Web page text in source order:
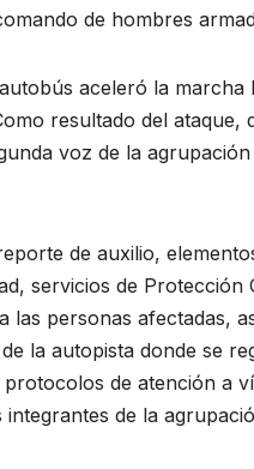
de hombres
aceleró la
resultado del
voz de la
de auxilio,
servicios de
las personas afectadas,
la autopista donde se
de atención a
de la